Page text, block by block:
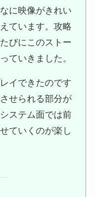
に映像がきれい
ています。攻略
びにこのストー
ていきました。
イできたのです
せられる部分が
ステム面では前
ていくのが楽し